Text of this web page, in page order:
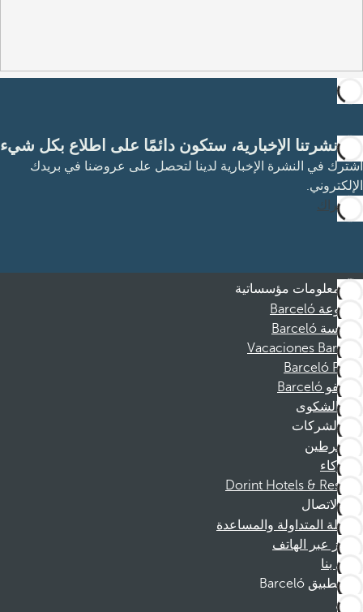
مع نشرتنا الإخبارية، ستكون دائمًا على اطلاع بكل شيء
اشترك في النشرة الإخبارية لدينا لتحصل على عروضنا في بريدك
الإلكتروني.
الاشتراك
معلومات مؤسساتية
مجموعة Barceló
مؤسسة Barceló
Vacaciones Barceló
Barceló Films
موظفو Barceló
قناة الشكوى
الشركات
المنخرطين
الشركاء
Dorint Hotels & Resorts
الاتصال
الأسئلة المتداولة والمساعدة
الحجز عبر الهاتف
اتصل بنا
تطبيق Barceló
تنزيل